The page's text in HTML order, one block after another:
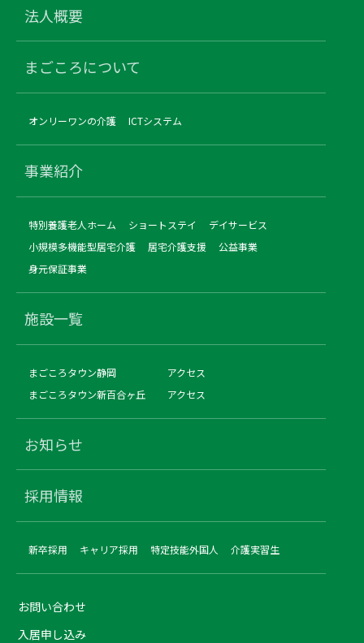
法人概要
まごころについて
オンリーワンの介護 ICTシステム
事業紹介
特別養護老人ホーム ショートステイ
デイサービス
小規模多機能型居宅介護
居宅介護支援
公益事業
身元保証事業
施設一覧
まごころタウン静岡
アクセス
まごころタウン新百合ヶ丘
アクセス
お知らせ
採用情報
新卒採用 キャリア採用 特定技能外国人 介護実習生
お問い合わせ
入居申し込み